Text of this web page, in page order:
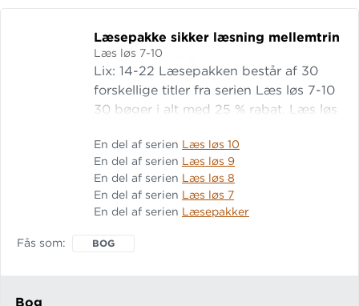
bogstavfølger med betingede/uregelmæssige
Se alt materiale fra PLC her.
Læsepakke sikker læsning mellemtrin
Læs løs 7-10
Lix: 14-22 Læsepakken består af 30
forskellige titler fra serien Læs løs 7-10
30 bøger i alt med 25 % rabat. Læs løs
En del af serien Læs løs 10
En del af serien Læs løs 9
En del af serien Læs løs 8
En del af serien Læs løs 7
En del af serien Læsepakker
Fås som BOG
Bog